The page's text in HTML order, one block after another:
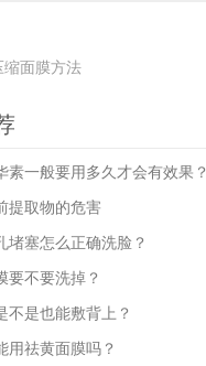
缩面膜方法
素一般要用多久才会有效果？
提取物的危害
堵塞怎么正确洗脸？
要不要洗掉？
不是也能敷背上？
用祛黄面膜吗？